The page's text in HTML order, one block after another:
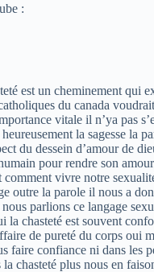
:
est un cheminement qui
du canada
vitale il n’ya pas
la sagesse la
du dessein d’amour de
pour rendre son
vivre notre
outre la parole il nous a
parlions ce langage
la chasteté est souvent
de pureté du corps
faire confiance ni dans les
chasteté plus nous en